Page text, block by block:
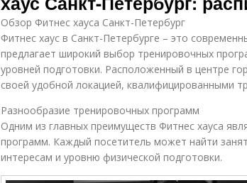
Обзор Фитнес хауса Санкт-Петербург
Фитнес хаус в Санкт-Петербурге – это
предлагает широкий выбор тренировочных
уровней подготовки. Расположенный в центре
своей удобной локацией, квалифицированными
Разнообразие тренировочных программ
Одним из главных преимуществ Фитнес хауса
программ. Каждый посетитель может найти
интересам и уровню физической подготовки.